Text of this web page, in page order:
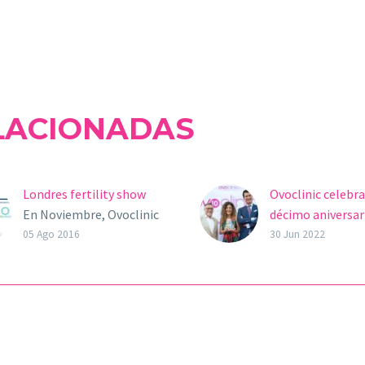
Londres fertility show
En Noviembre, Ovoclinic
asistió a la feria anual
05 Ago 2016
Ovoclinic
décimo
NOTA DE
30 Jun 2022